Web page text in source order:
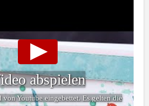
abspielen
Youtube eingebettet. Es gelten die